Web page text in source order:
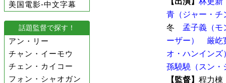
美国電影-中文字幕
話題監督で探す！
アン・リー
チャン・イーモウ
チェン・カイコー
フォン・シャオガン
青（ジャー・チ
冬 孟子義（モ
ーザー）
厳屹
オ・ハンインズ
孫驍驍（スン・
【監督】 程力